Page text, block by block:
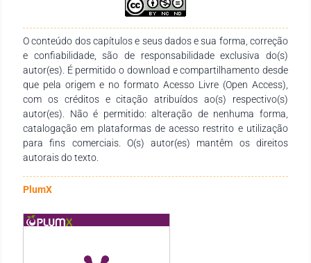
O conteúdo dos capítulos e seus dados e sua forma, correção
e confiabilidade, são de responsabilidade exclusiva do(s)
autor(es). É permitido o download e compartilhamento desde
que pela origem e no formato Acesso Livre (Open Access),
com os créditos e citação atribuídos ao(s) respectivo(s)
autor(es). Não é permitido: alteração de nenhuma forma,
catalogação em plataformas de acesso restrito e utilização
para fins comerciais. O(s) autor(es) mantêm os direitos
autorais do texto.
PlumX